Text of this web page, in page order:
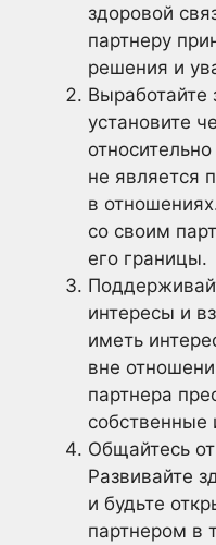
здоровой
партнеру
решения и
Выработайте
установите
не является
в
со своим
его границы.
интересы и
иметь
вне
партнера
собственные
Общайтесь
Развивайте
и будьте
партнером в